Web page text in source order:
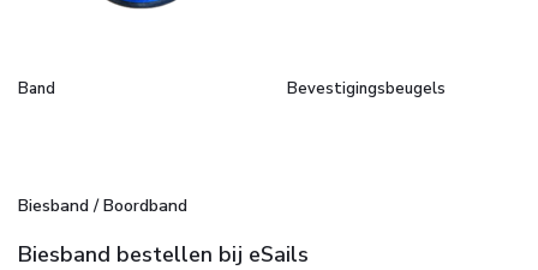
Band Bevestigingsbeugels
Biesband / Boordband
Biesband bestellen bij eSails